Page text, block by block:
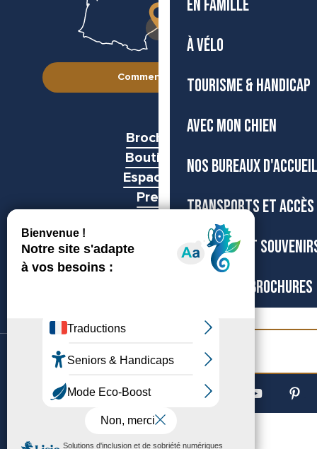
EN FAMILLE
À VÉLO
TOURISME & HANDICAP
AVEC MON CHIEN
NOS BUREAUX D'ACCUEIL
TRANSPORTS ET ACCÈS
BOUTIQUE ET
CARTES ET BROCHURES
Comment venir ?
Brochures
Boutiques
Espace pro
Presse
©Archipel de Thau, 2026Accessibilité
Mentions légales